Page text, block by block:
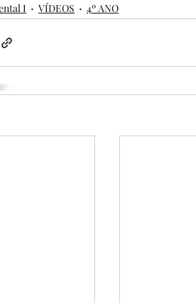
I VÍDEOS 4º ANO